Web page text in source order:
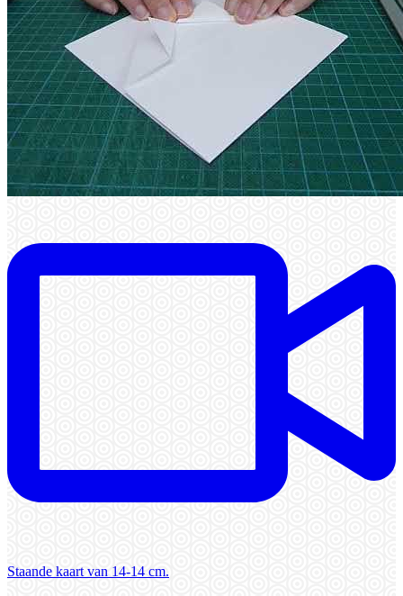
Staande kaart van 14-14 cm.